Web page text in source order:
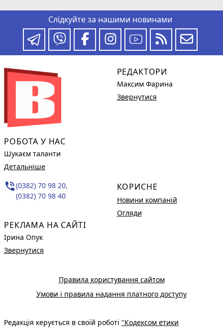
Слідкуйте за нашими новинами
РОБОТА У НАС
Шукаєм таланти
Детальніше
phone_in_talk(0382) 70 98 20,
(0382) 70 98 40
РЕКЛАМА НА САЙТІ
Ірина Опук
Звернутися
РЕДАКТОРИ
Максим Фарина
Звернутися
КОРИСНЕ
Новини компаній
Огляди
Правила користування сайтом
Умови і правила надання платного доступу
Редакція керується в своїй роботі "Кодексом етики